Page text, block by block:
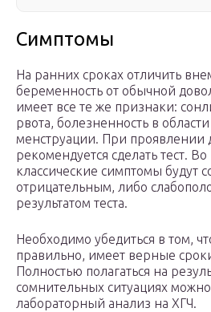
Симптомы
На ранних сроках отличить
беременность от обычной
имеет все те же признаки:
рвота, болезненность в
менструации. При проявлении
рекомендуется сделать тест.
классические симптомы будут
отрицательным, либо
результатом теста.
Необходимо убедиться в том,
правильно, имеет верные
Полностью полагаться на
сомнительных ситуациях
лабораторный анализ на ХГЧ.